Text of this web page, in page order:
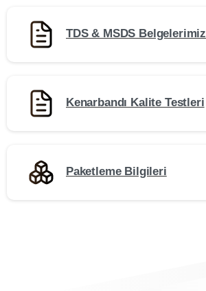
TDS & MSDS Belgelerimiz
Kenarbandı Kalite Testleri
Paketleme Bilgileri